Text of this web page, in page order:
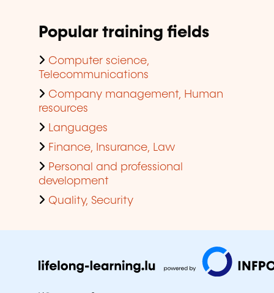
Popular training fields
Computer science,
Telecommunications
Company management, Human
resources
Languages
Finance, Insurance, Law
Personal and professional
development
Quality, Security